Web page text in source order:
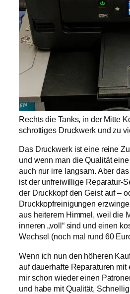
Rechts die Tanks, in der Mitte
schrottiges Druckwerk und zu
Das Druckwerk ist eine reine
und wenn man die Qualität
auch nur irre langsam. Aber
ist der unfreiwillige Reparatur-
der Druckkopf den Geist auf –
Druckkopfreinigungen
aus heiterem Himmel, weil die
inneren „voll“ sind und einen
Wechsel (noch mal rund 60
Wenn ich nun den höheren
auf dauerhafte Reparaturen mit
mir schon wieder einen
und habe mit Qualität,